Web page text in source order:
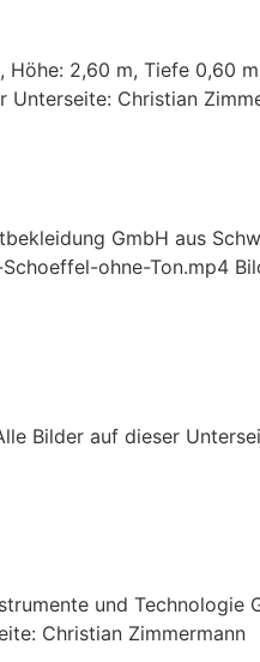
2,60 m, Tiefe 0,60
Unterseite: Christian
GmbH aus
ohne-Ton.mp4
Bilder auf dieser
und Technologie
Christian Zimmermann